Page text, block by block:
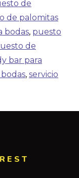
de
de palomitas
bodas, puesto
de
bar para
, servicio